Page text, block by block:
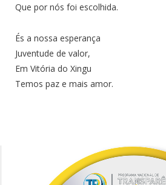
Que por nós foi escolhida.
És a nossa esperança
Juventude de valor,
Em Vitória do Xingu
Temos paz e mais amor.